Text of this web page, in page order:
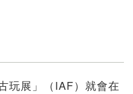
玩展」（IAF）就會在